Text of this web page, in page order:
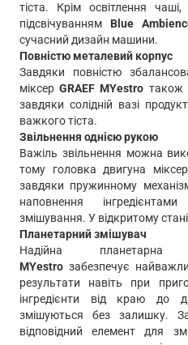
тіста. Крім освітлення чаші,
підсвічуванням Blue
сучасний дизайн машини.
Повністю металевий корпус
Завдяки повністю
міксерGRAEF MYestro також
завдяки солідній вазі
важкого тіста.
Звільнення однією рукою
Важіль звільнення можна
тому головка двигуна
завдяки пружинному
наповнення
змішування. У відкритому стані
Планетарний змішувач
Надійна планетарна
MYestroзабезпечує
результати навіть при
інгредієнти від краю до
змішуються без залишку.
відповідний елемент для